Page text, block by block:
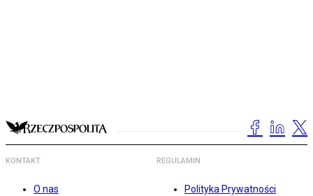
KONTAKT
O nas
REGULAMIN
Polityka Prywatności